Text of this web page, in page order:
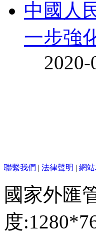
中國人
一步強
2020-
聯繫我們 | 法律聲明 | 網站
國家外匯
度